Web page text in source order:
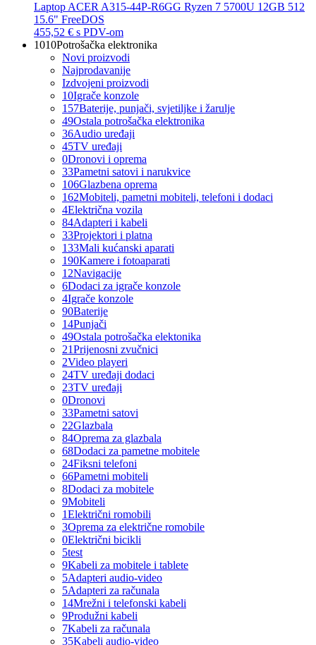
Laptop ACER A315-44P-R6GG Ryzen 7 5700U 12GB 512
15.6" FreeDOS
455,52 € s PDV-om
1010Potrošačka elektronika
Novi proizvodi
Najprodavanije
Izdvojeni proizvodi
10Igrače konzole
157Baterije, punjači, svjetiljke i žarulje
49Ostala potrošačka elektronika
36Audio uređaji
45TV uređaji
0Dronovi i oprema
33Pametni satovi i narukvice
106Glazbena oprema
162Mobiteli, pametni mobiteli, telefoni i dodaci
4Električna vozila
84Adapteri i kabeli
33Projektori i platna
133Mali kućanski aparati
190Kamere i fotoaparati
12Navigacije
6Dodaci za igrače konzole
4Igrače konzole
90Baterije
14Punjači
49Ostala potrošačka elektonika
21Prijenosni zvučnici
2Video playeri
24TV uređaji dodaci
23TV uređaji
0Dronovi
33Pametni satovi
22Glazbala
84Oprema za glazbala
68Dodaci za pametne mobitele
24Fiksni telefoni
66Pametni mobiteli
8Dodaci za mobitele
9Mobiteli
1Električni romobili
3Oprema za električne romobile
0Električni bicikli
5test
9Kabeli za mobitele i tablete
5Adapteri audio-video
5Adapteri za računala
14Mrežni i telefonski kabeli
9Produžni kabeli
7Kabeli za računala
35Kabeli audio-video